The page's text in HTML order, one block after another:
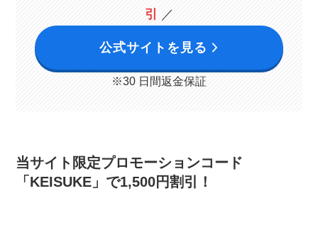
引
／
公式サイトを見る
※30 日間返金保証
当サイト限定プロモーションコード
「KEISUKE」で1,500円割引！